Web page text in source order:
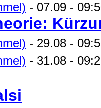
- 07.09 -
- 29.08 -
- 31.08 -